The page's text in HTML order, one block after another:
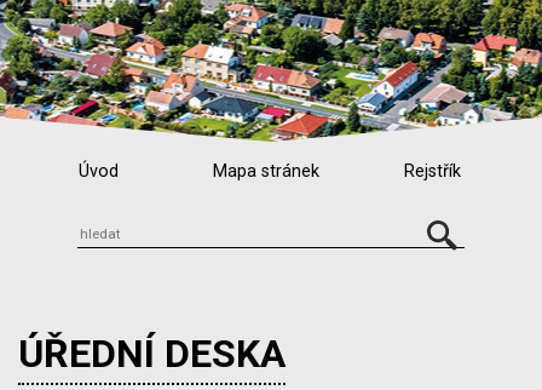
Úvod Mapa stránek Rejstřík
ÚŘEDNÍ DESKA